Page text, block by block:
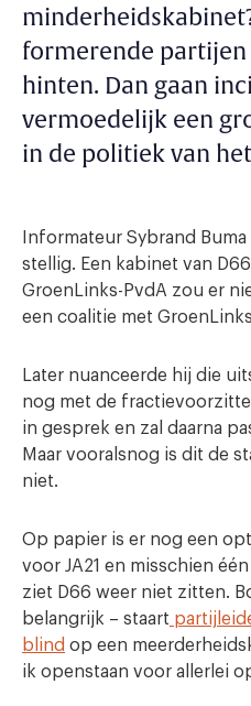
formerende
hinten. Dan gaan
vermoedelijk een
in de politiek van
Informateur Sybrand Buma
stellig. Een kabinet van
GroenLinks-PvdA zou er
een coalitie met
Later nuanceerde hij die
nog met de
in gesprek en zal daarna
Maar vooralsnog is dit de
niet.
Op papier is er nog een
voor JA21 en misschien
ziet D66 weer niet zitten.
belangrijk – staart
blind op een
ik openstaan voor allerlei